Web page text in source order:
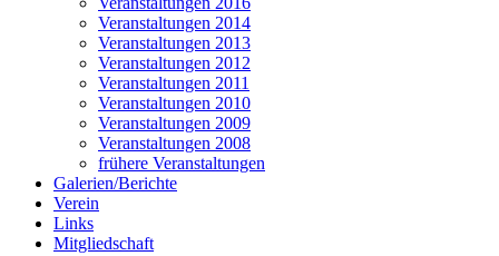
Veranstaltungen 2014
Veranstaltungen 2013
Veranstaltungen 2012
Veranstaltungen 2011
Veranstaltungen 2010
Veranstaltungen 2009
Veranstaltungen 2008
frühere Veranstaltungen
Galerien/Berichte
Verein
Links
Mitgliedschaft